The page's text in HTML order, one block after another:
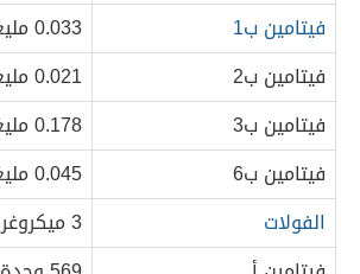
فيتامين ب1
0.033 مليغرام
فيتامين ب2
0.021 مليغرام
فيتامين ب3
0.178 مليغرام
فيتامين ب6
0.045 مليغرام
الفولات
3 ميكروغرامات